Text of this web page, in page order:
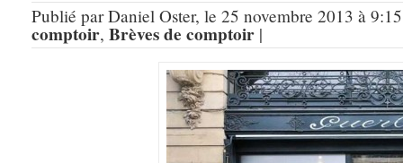
Publié par Daniel Oster, le 25 novembre 2013 à
comptoir, Brèves de comptoir |